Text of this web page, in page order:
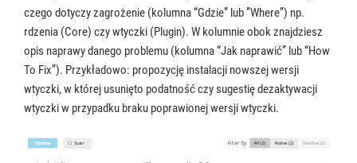
czego dotyczy zagrożenie (kolumna “Gdzie” lub ”Where”) np.
rdzenia (Core) czy wtyczki (Plugin). W kolumnie obok znajdziesz
opis naprawy danego problemu (kolumna “Jak naprawić” lub “How
To Fix”). Przykładowo: propozycję instalacji nowszej wersji
wtyczki, w której usunięto podatność czy sugestię dezaktywacji
wtyczki w przypadku braku poprawionej wersji wtyczki.